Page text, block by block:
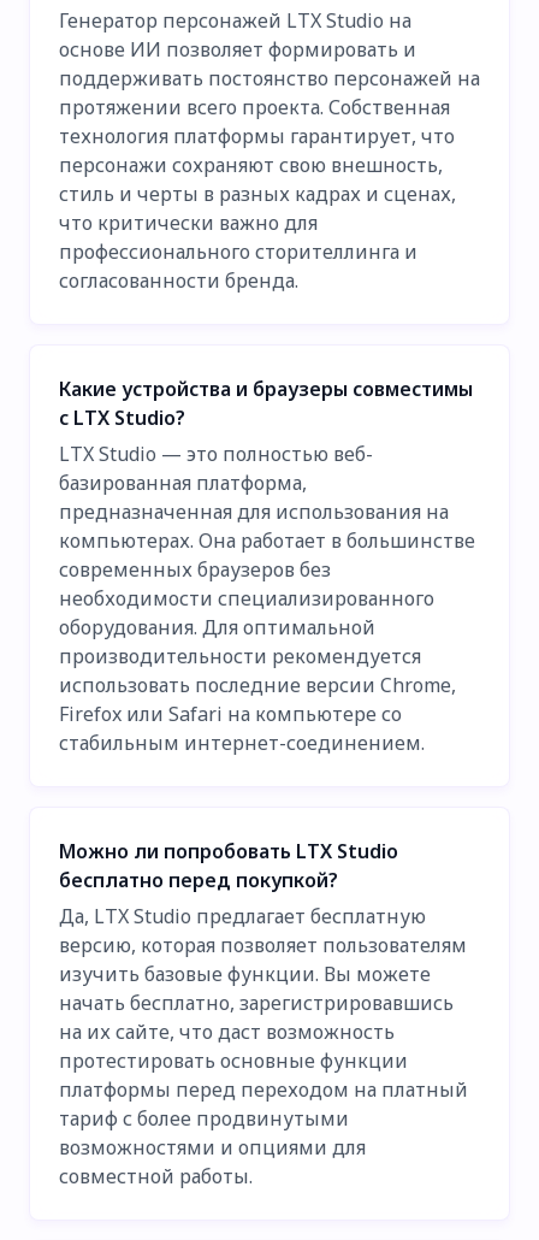
Генератор персонажей LTX Studio на
основе ИИ позволяет формировать и
поддерживать постоянство персонажей на
протяжении всего проекта. Собственная
технология платформы гарантирует, что
персонажи сохраняют свою внешность,
стиль и черты в разных кадрах и сценах,
что критически важно для
профессионального сторителлинга и
согласованности бренда.
Какие устройства и браузеры совместимы
с LTX Studio?
LTX Studio — это полностью веб-
базированная платформа,
предназначенная для использования на
компьютерах. Она работает в большинстве
современных браузеров без
необходимости специализированного
оборудования. Для оптимальной
производительности рекомендуется
использовать последние версии Chrome,
Firefox или Safari на компьютере со
стабильным интернет-соединением.
Можно ли попробовать LTX Studio
бесплатно перед покупкой?
Да, LTX Studio предлагает бесплатную
версию, которая позволяет пользователям
изучить базовые функции. Вы можете
начать бесплатно, зарегистрировавшись
на их сайте, что даст возможность
протестировать основные функции
платформы перед переходом на платный
тариф с более продвинутыми
возможностями и опциями для
совместной работы.